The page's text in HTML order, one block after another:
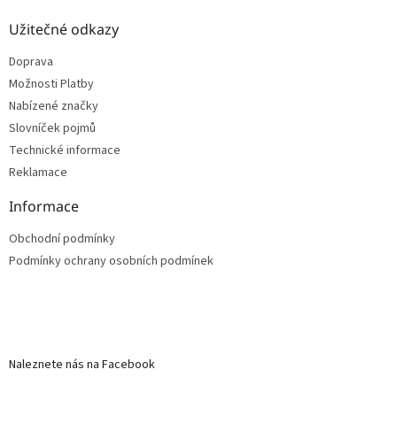
Užitečné odkazy
Doprava
Možnosti Platby
Nabízené značky
Slovníček pojmů
Technické informace
Reklamace
Informace
Obchodní podmínky
Podmínky ochrany osobních podmínek
Naleznete nás na Facebook